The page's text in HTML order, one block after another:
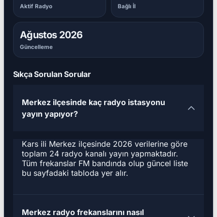
Aktif Radyo Bağlı İl
Ağustos 2026
Güncelleme
Sıkça Sorulan Sorular
Merkez ilçesinde kaç radyo istasyonu
yayın yapıyor?
Kars ili Merkez ilçesinde 2026 verilerine göre
toplam 24 radyo kanalı yayın yapmaktadır.
Tüm frekanslar FM bandında olup güncel liste
bu sayfadaki tabloda yer alır.
Merkez radyo frekanslarını nasıl